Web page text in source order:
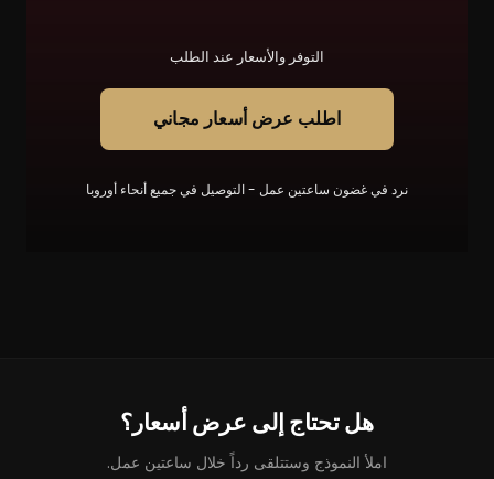
التوفر والأسعار عند الطلب
اطلب عرض أسعار مجاني
نرد في غضون ساعتين عمل - التوصيل في جميع أنحاء أوروبا
هل تحتاج إلى عرض أسعار؟
املأ النموذج وستتلقى رداً خلال ساعتين عمل.